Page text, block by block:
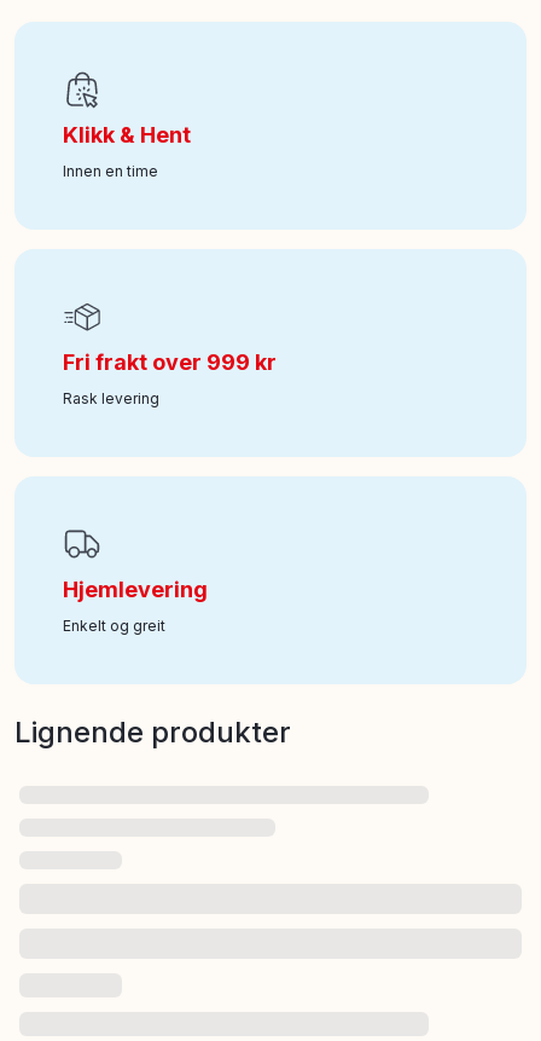
Art nr:7113-088808738-75043
Klikk & Hent
Innen en time
Fri frakt over 999 kr
Rask levering
Hjemlevering
Enkelt og greit
Lignende produkter